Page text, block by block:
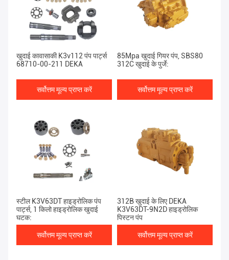
खुदाई कावासाकी K3v112 पंप पार्ट्स
68710-00-211 DEKA
सर्वोत्तम मूल्य प्राप्त करें
85Mpa खुदाई गियर पंप, SBS80
312C खुदाई के पुर्जे:
सर्वोत्तम मूल्य प्राप्त करें
स्टील K3V63DT हाइड्रोलिक पंप
पार्ट्स, 1 किलो हाइड्रोलिक खुदाई
घटक:
सर्वोत्तम मूल्य प्राप्त करें
312B खुदाई के लिए DEKA
K3V63DT-9N2D हाइड्रोलिक
पिस्टन पंप
सर्वोत्तम मूल्य प्राप्त करें